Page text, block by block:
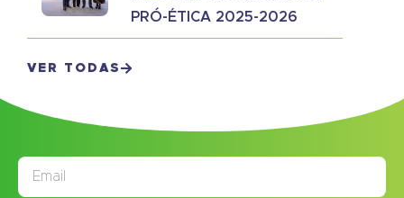
PRÓ-ÉTICA 2025-2026
VER TODAS